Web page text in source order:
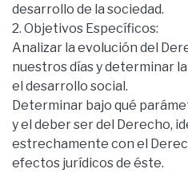
desarrollo de la sociedad.
2. Objetivos Específicos:
Analizar la evolución del
nuestros días y determinar
el desarrollo social.
Determinar bajo qué
y el deber ser del Derecho,
estrechamente con el
efectos jurídicos de éste.